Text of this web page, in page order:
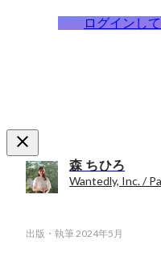
ログインし
森 ちひろ
Wantedly, Inc. /
出版・執筆2024年5月